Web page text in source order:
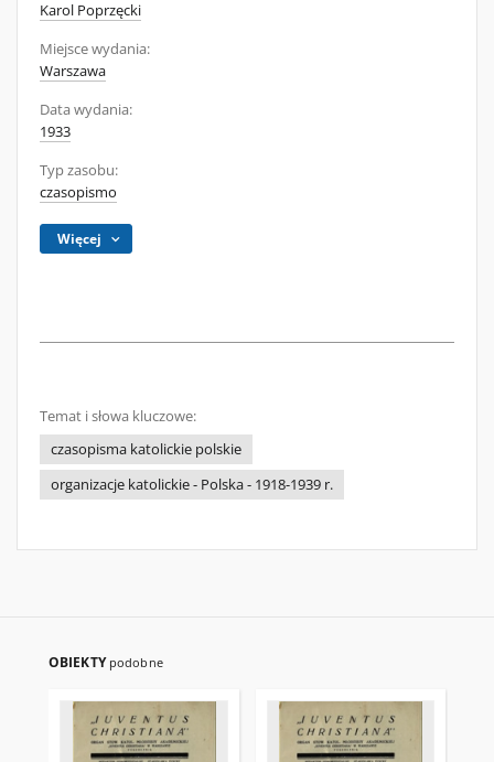
Karol Poprzęcki
Miejsce wydania:
Warszawa
Data wydania:
1933
Typ zasobu:
czasopismo
Więcej
Temat i słowa kluczowe:
czasopisma katolickie polskie
organizacje katolickie - Polska - 1918-1939 r.
OBIEKTY podobne